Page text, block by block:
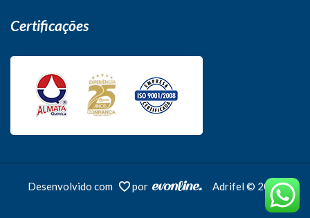
Certificações
Desenvolvido com por Adrifel © 2026